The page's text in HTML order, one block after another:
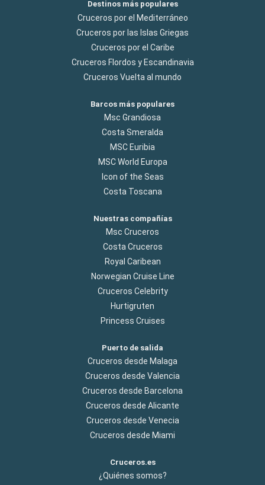
Destinos más populares
Cruceros por el Mediterráneo
Cruceros por las Islas Griegas
Cruceros por el Caribe
Cruceros Flordos y Escandinavia
Cruceros Vuelta al mundo
Barcos más populares
Msc Grandiosa
Costa Smeralda
MSC Euribia
MSC World Europa
Icon of the Seas
Costa Toscana
Nuestras compañías
Msc Cruceros
Costa Cruceros
Royal Caribean
Norwegian Cruise Line
Cruceros Celebrity
Hurtigruten
Princess Cruises
Puerto de salida
Cruceros desde Malaga
Cruceros desde Valencia
Cruceros desde Barcelona
Cruceros desde Alicante
Cruceros desde Venecia
Cruceros desde Miami
Cruceros.es
¿Quiénes somos?